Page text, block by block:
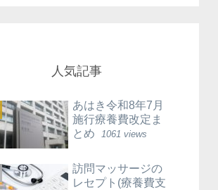
人気記事
あはき令和8年7月
施行療養費改定ま
とめ
1061 views
訪問マッサージの
レセプト(療養費支